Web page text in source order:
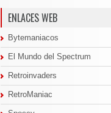
ENLACES WEB
Bytemaniacos
El Mundo del Spectrum
Retroinvaders
RetroManiac